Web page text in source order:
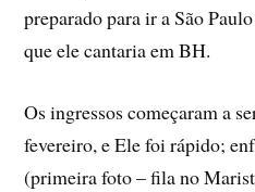
preparado para ir a São
que ele cantaria em BH.
Os ingressos começaram a
fevereiro, e Ele foi rápido;
(primeira foto – fila no